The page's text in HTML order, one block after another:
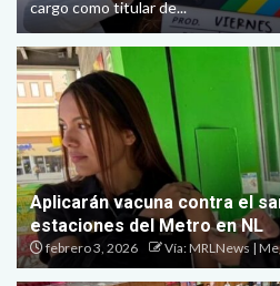
cargo como titular de...
Aplicarán vacuna contra el
estaciones del Metro en NL
febrero 3, 2026 Vía: MRLNews |